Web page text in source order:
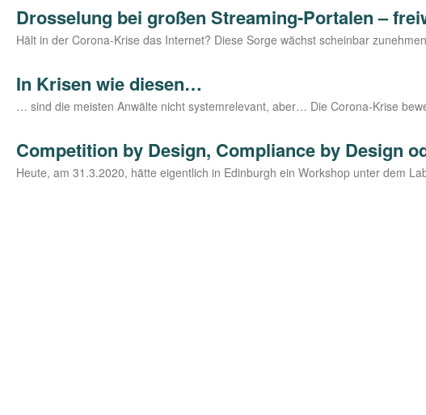
Drosselung bei großen Streaming-Portalen –
Hält in der Coro­­na-Kri­­se das Inter­net? Die­se Sor­ge wächst schein­bar
In Krisen wie diesen…
… sind die meis­ten Anwäl­te nicht sys­tem­re­le­vant, aber… Die Coro­­na-Kri­­se
Competition by Design, Compliance by Design
Heu­te, am 31.3.2020, hät­te eigent­lich in Edin­burgh ein Work­shop unter dem